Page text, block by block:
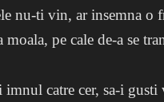
nu-ti vin, ar insemna o
pe cale de-a se
imnul catre cer, sa-i